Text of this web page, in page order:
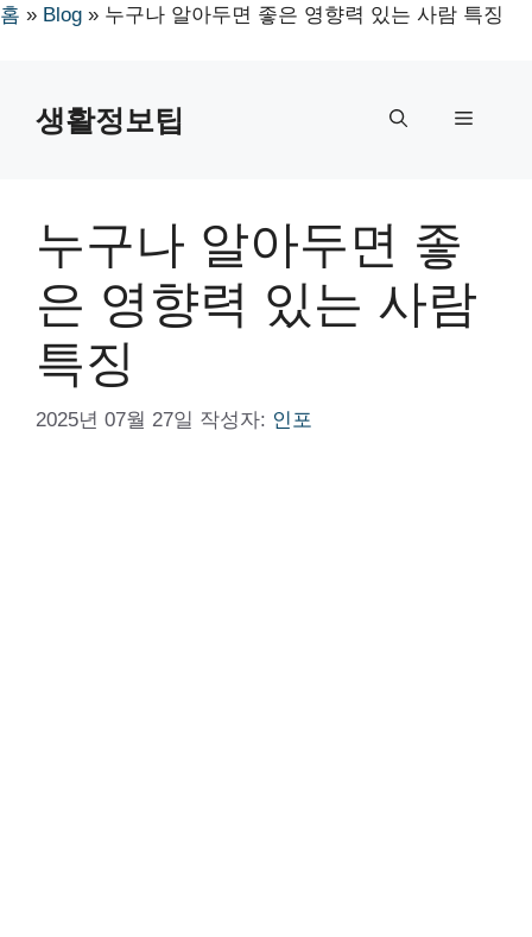
홈 » Blog » 누구나 알아두면 좋은 영향력 있는 사람 특징
생활정보팁 메
누구나 알아두면 좋
은 영향력 있는 사람
특징
2025년 07월 27일 작성자: 인포